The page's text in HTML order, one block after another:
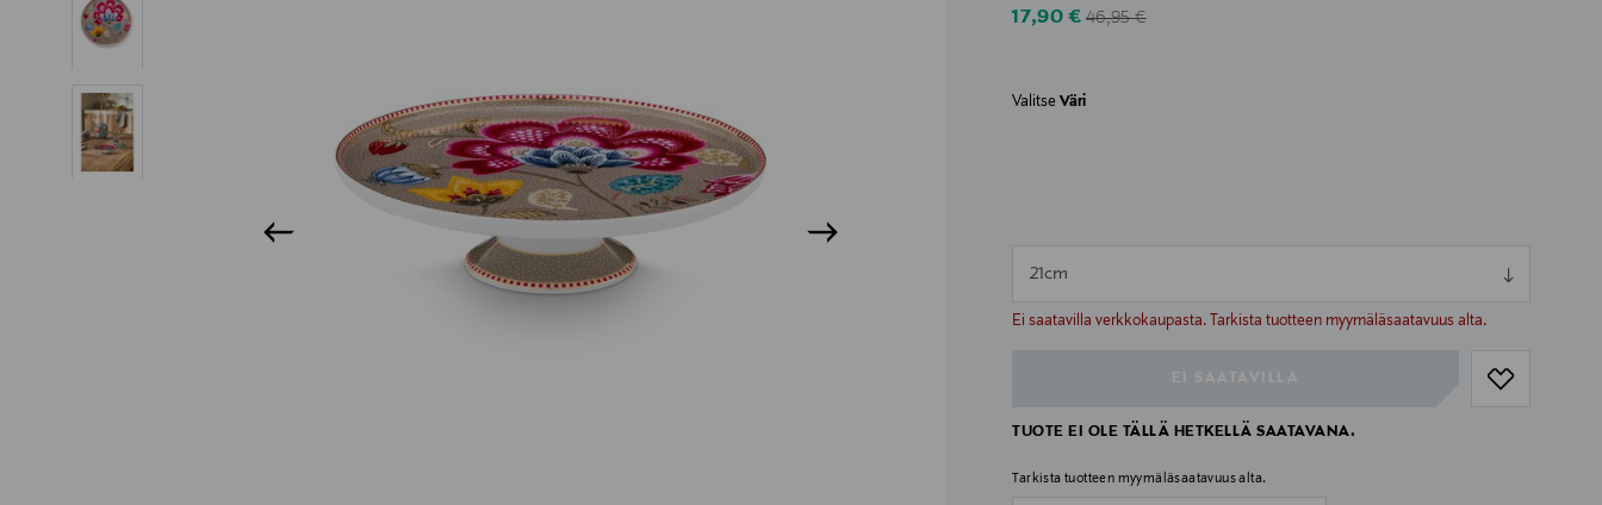
Discounted Price
17,90 € Original Price
46,95 €
ValitseVäri
21cm
Ei saatavilla verkkokaupasta. Tarkista tuotteen myymäläsaatavuus alta.
null
TUOTE EI OLE TÄLLÄ HETKELLÄ SAATAVANA.
Tarkista tuotteen myymäläsaatavuus alta.